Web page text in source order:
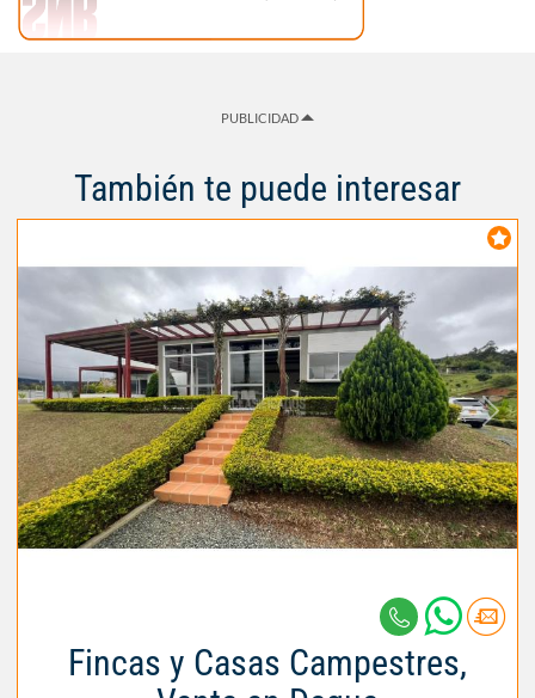
PUBLICIDAD
También te puede interesar
Fincas y Casas Campestres,